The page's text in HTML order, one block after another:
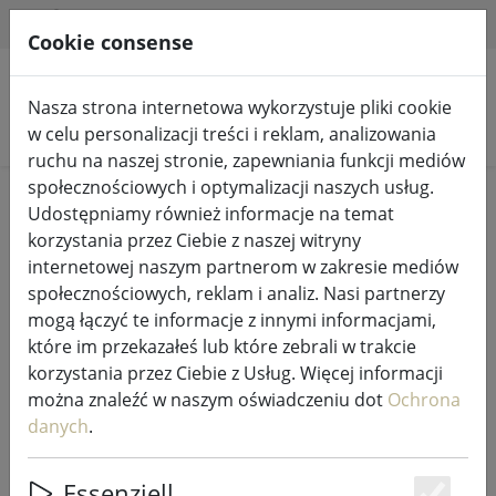
Szukaj produktów
Home %Sprzedaż
Zone Denmark pościel Confetti
140x200cm / 60x63cm szara
49% DISCOUNT
Cookie consense
Nasza strona internetowa wykorzystuje pliki cookie
w celu personalizacji treści i reklam, analizowania
ruchu na naszej stronie, zapewniania funkcji mediów
społecznościowych i optymalizacji naszych usług.
Udostępniamy również informacje na temat
korzystania przez Ciebie z naszej witryny
internetowej naszym partnerom w zakresie mediów
społecznościowych, reklam i analiz. Nasi partnerzy
mogą łączyć te informacje z innymi informacjami,
które im przekazałeś lub które zebrali w trakcie
korzystania przez Ciebie z Usług. Więcej informacji
można znaleźć w naszym oświadczeniu dot Ochrona
danych.